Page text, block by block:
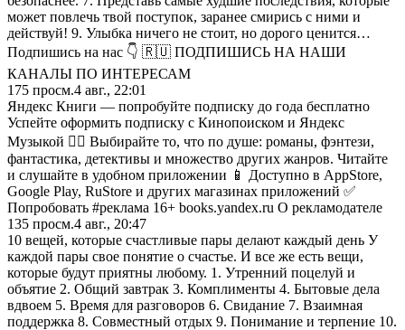
может повлечь твой поступок, заранее смирись с ними и
действуй! 9. Улыбка ничего не стоит, но дорого ценится…
Подпишись на нас 👇 🇷🇺 ПОДПИШИСЬ НА НАШИ
КАНАЛЫ ПО ИНТЕРЕСАМ
175 просм.4 авг., 22:01
Яндекс Книги — попробуйте подписку до года бесплатно
Успейте оформить подписку с Кинопоиском и Яндекс
Музыкой 🏃‍♂️ Выбирайте то, что по душе: романы, фэнтези,
фантастика, детективы и множество других жанров. Читайте
и слушайте в удобном приложении 📱 Доступно в AppStore,
Google Play, RuStore и других магазинах приложений ✅
Попробовать #реклама 16+ books.yandex.ru О рекламодателе
135 просм.4 авг., 20:47
10 вещей, которые счастливые пары делают каждый день У
каждой пары свое понятие о счастье. И все же есть вещи,
которые будут приятны любому. 1. Утренний поцелуй и
объятие 2. Общий завтрак 3. Комплименты 4. Бытовые дела
вдвоем 5. Время для разговоров 6. Свидание 7. Взаимная
поддержка 8. Совместный отдых 9. Понимание и терпение 10.